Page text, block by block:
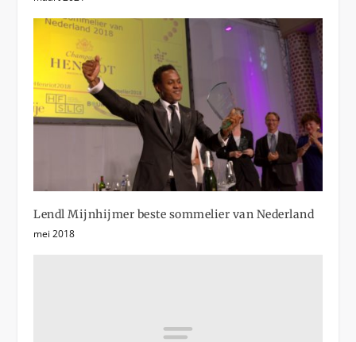
Lendl Mijnhijmer beste sommelier van Nederland
mei 2018